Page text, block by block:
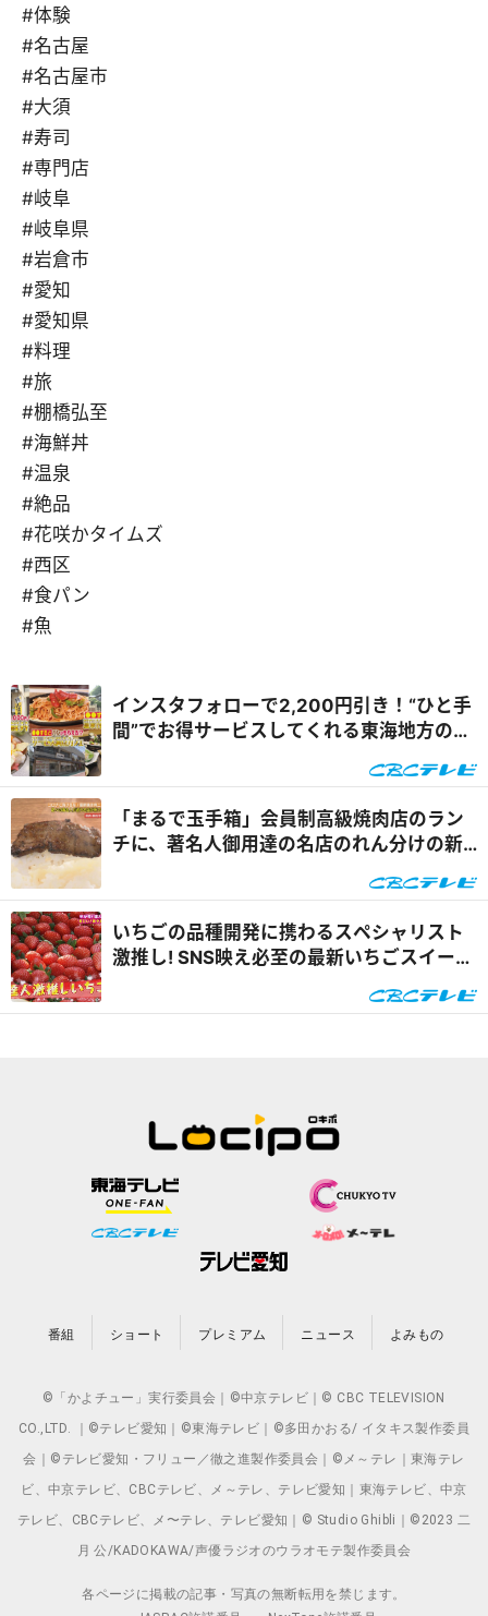
#体験
#名古屋
#名古屋市
#大須
#寿司
#専門店
#岐阜
#岐阜県
#岩倉市
#愛知
#愛知県
#料理
#旅
#棚橋弘至
#海鮮丼
#温泉
#絶品
#花咲かタイムズ
#西区
#食パン
#魚
インスタフォローで2,200円引き！“ひと手
間”でお得サービスしてくれる東海地方のグ
ムズ』
「まるで玉手箱」会員制高級焼肉店のラン
チに、著名人御用達の名店のれん分けの新
いちごの品種開発に携わるスペシャリスト
激推し! SNS映え必至の最新いちごスイーツ
番組 ショート プレミアム ニュース よみもの
©「かよチュー」実行委員会｜©中京テレビ｜© CBC TELEVISION
CO.,LTD. ｜©テレビ愛知｜©東海テレビ｜©多田かおる/ イタキス製作委員
会｜©テレビ愛知・フリュー／徹之進製作委員会｜©メ～テレ｜東海テレ
ビ、中京テレビ、CBCテレビ、メ～テレ、テレビ愛知｜東海テレビ、中京
テレビ、CBCテレビ、メ〜テレ、テレビ愛知｜© Studio Ghibli｜©2023 二
月 公/KADOKAWA/声優ラジオのウラオモテ製作委員会
各ページに掲載の記事・写真の無断転用を禁じます。